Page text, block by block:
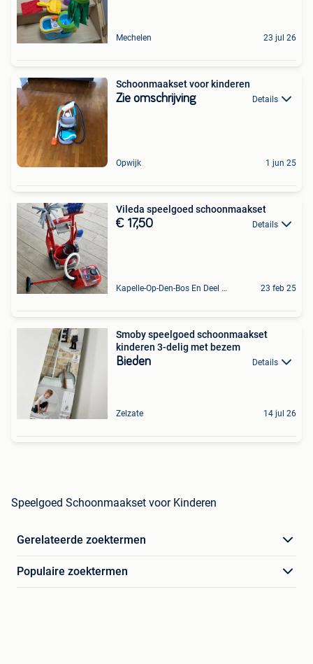
Mechelen 23 jul 26
Schoonmaakset voor kinderen
Zie omschrijving Details
Opwijk 1 jun 25
Vileda speelgoed schoonmaakset
€ 17,50 Details
Kapelle-Op-Den-Bos En Deel Van Zemst 23 feb 25
Smoby speelgoed schoonmaakset
kinderen 3-delig met bezem
Bieden Details
Zelzate 14 jul 26
Speelgoed Schoonmaakset voor Kinderen
Gerelateerde zoektermen
Populaire zoektermen